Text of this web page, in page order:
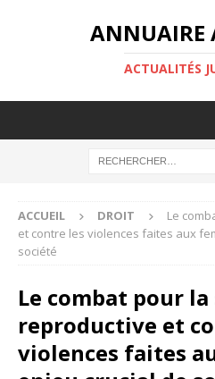
ANNUAIRE
ACTUALITÉS
ACCUEIL DROIT
Le
et contre les violences faites aux
société
Le combat pour
reproductive et
violences faites